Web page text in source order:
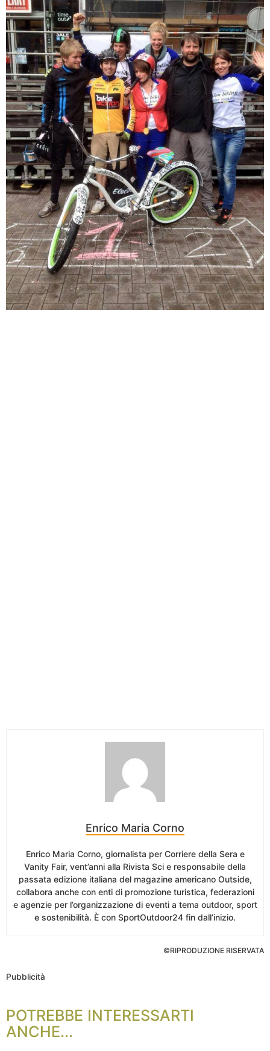
Enrico Maria Corno
Enrico Maria Corno, giornalista per Corriere della Sera e
Vanity Fair, vent’anni alla Rivista Sci e responsabile della
passata edizione italiana del magazine americano Outside,
collabora anche con enti di promozione turistica, federazioni
e agenzie per l’organizzazione di eventi a tema outdoor, sport
e sostenibilità. È con SportOutdoor24 fin dall’inizio.
©RIPRODUZIONE RISERVATA
Pubblicità
POTREBBE INTERESSARTI
ANCHE...